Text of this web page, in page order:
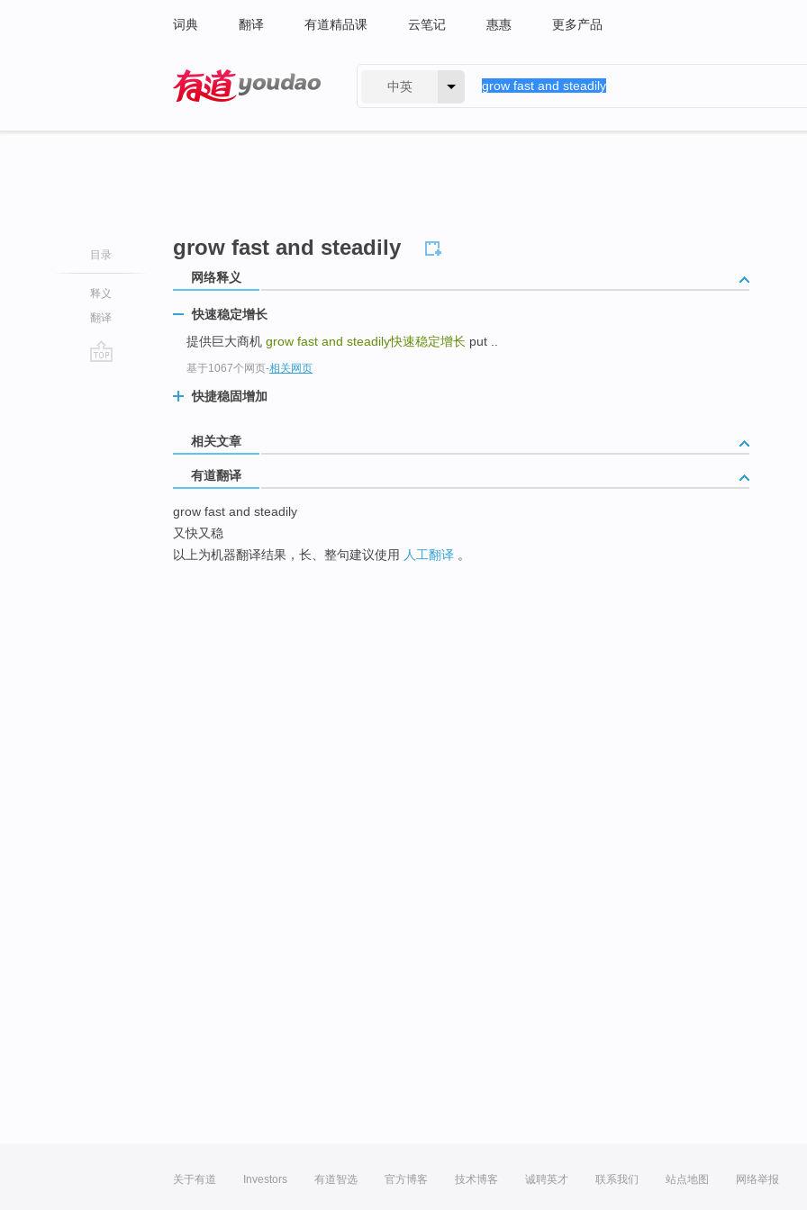
词典 翻译 有道精品课 云笔记 惠惠 更多产品
中英
目录
释义
翻译
grow fast and steadily
网络释义
快速稳定增长
提供巨大商机 grow fast and steadily快速稳定增长 put ..
基于1067个网页-相关网页
快捷稳固增加
相关文章
有道翻译
grow fast and steadily
又快又稳
以上为机器翻译结果，长、整句建议使用 人工翻译 。
关于有道 Investors 有道智选 官方博客 技术博客 诚聘英才 联系我们 站点地图 网络举报